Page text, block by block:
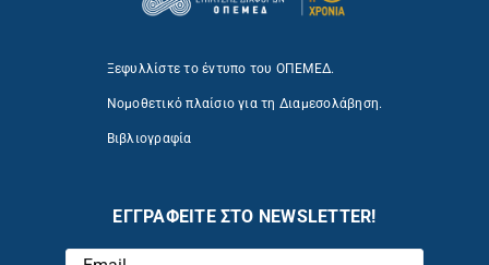
Ξεφυλλίστε το έντυπο του ΟΠΕΜΕΔ.
Νομοθετικό πλαίσιο για τη Διαμεσολάβηση.
Βιβλιογραφία
ΕΓΓΡΑΦΕΙΤΕ ΣΤΟ NEWSLETTER!